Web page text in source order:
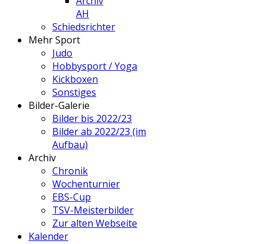
AH
Schiedsrichter
Mehr Sport
Judo
Hobbysport / Yoga
Kickboxen
Sonstiges
Bilder-Galerie
Bilder bis 2022/23
Bilder ab 2022/23 (im
Aufbau)
Archiv
Chronik
Wochenturnier
EBS-Cup
TSV-Meisterbilder
Zur alten Webseite
Kalender